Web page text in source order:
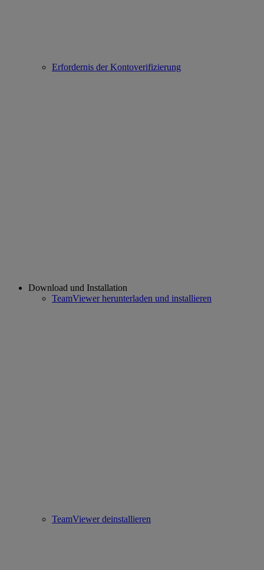
Erfordernis der Kontoverifizierung
Download und Installation
TeamViewer herunterladen und installieren
TeamViewer deinstallieren